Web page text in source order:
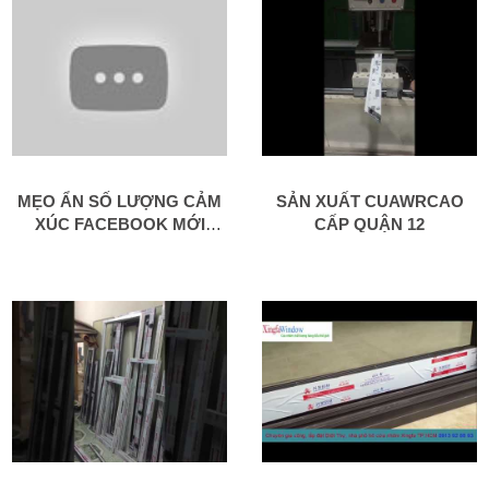
MẸO ẨN SỐ LƯỢNG CẢM
XÚC FACEBOOK MỚI
SẢN XUẤT CUAWRCAO
CẤP QUẬN 12